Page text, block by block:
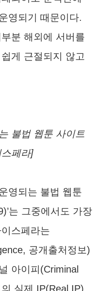
영되기 때문이다.
분 해외에 서버를
게 근절되지 않고
불법 웹툰 사이트
페라]
영되는 불법 웹툰
는 그중에서도 가장
스페라는
공개출처정보)
아이피(Criminal
실제 IP(Real IP)